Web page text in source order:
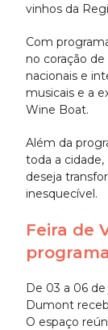
vinhos da
Com
no coração
nacionais e
musicais e a
Wine Boat.
Além da
toda a
deseja
inesquecível.
Feira de
De 03 a 06
Dumont
O espaço